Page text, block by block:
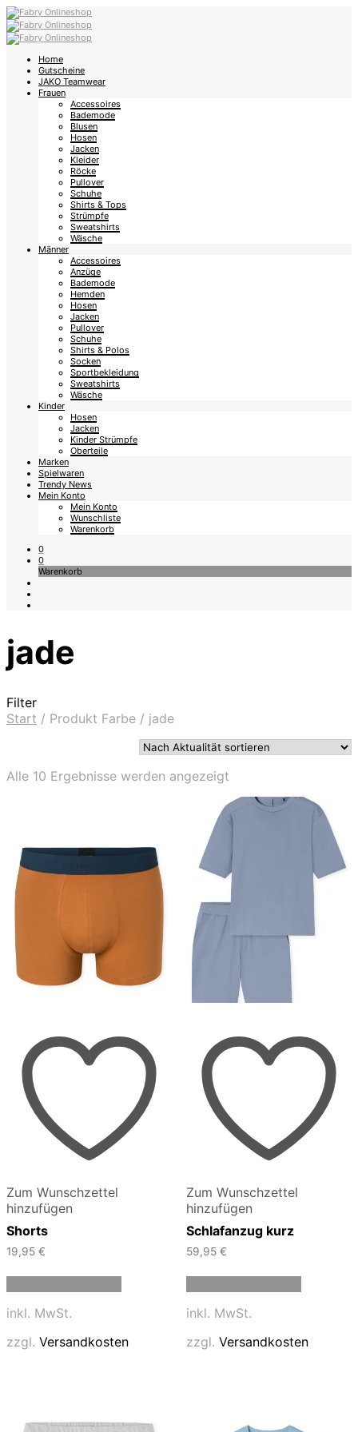
Home
Gutscheine
JAKO Teamwear
Frauen
Accessoires
Bademode
Blusen
Hosen
Jacken
Kleider
Röcke
Pullover
Schuhe
Shirts & Tops
Strümpfe
Sweatshirts
Wäsche
Männer
Accessoires
Anzüge
Bademode
Hemden
Hosen
Jacken
Pullover
Schuhe
Shirts & Polos
Socken
Sportbekleidung
Sweatshirts
Wäsche
Kinder
Hosen
Jacken
Kinder Strümpfe
Oberteile
Marken
Spielwaren
Trendy News
Mein Konto
Mein Konto
Wunschliste
Warenkorb
0
0
Warenkorb
jade
Filter
Start / Produkt Farbe / jade
Alle 10 Ergebnisse werden angezeigt
sortiert
Zum Wunschzettel
hinzufügen
Shorts
19,95 €
auf.
inkl. MwSt.
zzgl. Versandkosten
Zum Wunschzettel
hinzufügen
Schlafanzug kurz
59,95 €
auf.
inkl. MwSt.
zzgl. Versandkosten